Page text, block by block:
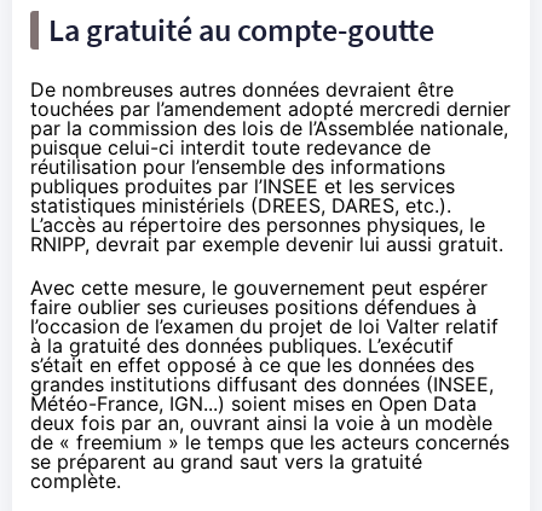
La gratuité au compte-goutte
De nombreuses autres données devraient être
touchées par l’amendement adopté mercredi dernier
par la commission des lois de l’Assemblée nationale,
puisque celui-ci interdit toute redevance de
réutilisation pour l’ensemble des informations
publiques produites par l’INSEE et les services
statistiques ministériels (DREES, DARES, etc.).
L’accès au répertoire des personnes physiques, le
RNIPP, devrait par exemple devenir lui aussi gratuit.
Avec cette mesure, le gouvernement peut espérer
faire oublier ses curieuses positions défendues à
l’occasion de l’examen du projet de loi Valter relatif
à la gratuité des données publiques. L’exécutif
s’était en effet opposé à ce que les données des
grandes institutions diffusant des données (INSEE,
Météo-France, IGN...) soient mises en Open Data
deux fois par an, ouvrant ainsi la voie à un modèle
de « freemium » le temps que les acteurs concernés
se préparent au grand saut vers la gratuité
complète.